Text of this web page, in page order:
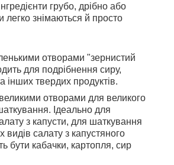
грубо, дрібно або
знімаються й просто
отворами "зернистий
для подрібнення сиру,
інших твердих продуктів.
отворами для великого
Ідеально для
з капусти, для шаткування
видів салату з капустяного
бути кабачки, картопля, сир